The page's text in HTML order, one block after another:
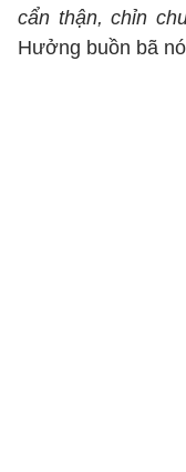
cẩn thận, chỉn
Hưởng buồn bã